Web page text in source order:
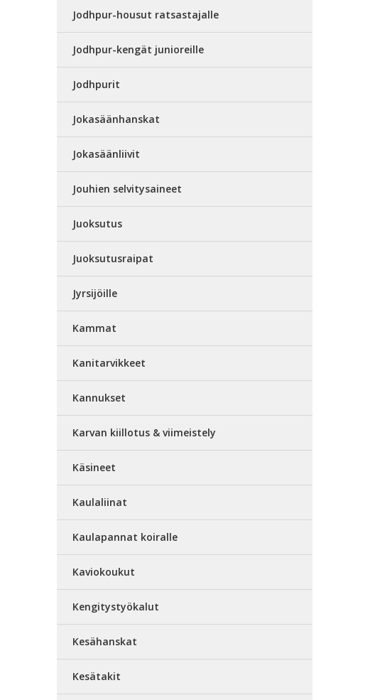
Jodhpur-housut ratsastajalle
Jodhpur-kengät junioreille
Jodhpurit
Jokasäänhanskat
Jokasäänliivit
Jouhien selvitysaineet
Juoksutus
Juoksutusraipat
Jyrsijöille
Kammat
Kanitarvikkeet
Kannukset
Karvan kiillotus & viimeistely
Käsineet
Kaulaliinat
Kaulapannat koiralle
Kaviokoukut
Kengitystyökalut
Kesähanskat
Kesätakit